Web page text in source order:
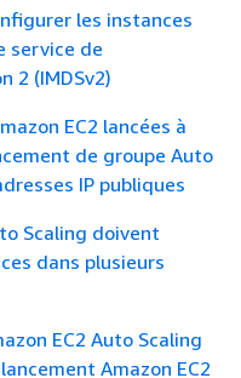
les instances
service de
2 (IMDSv2)
EC2 lancées à
de groupe Auto
IP publiques
Scaling doivent
dans plusieurs
EC2 Auto Scaling
Amazon EC2